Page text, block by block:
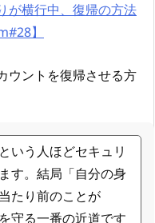
が横行中、復帰の方法
】
ウントを復帰させる方
いう人ほどセキュリ
す。結局「自分の身
たり前のことが
守る一番の近道です